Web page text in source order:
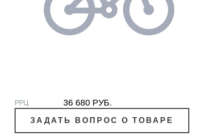
РРЦ 36 680 РУБ.
ЗАДАТЬ ВОПРОС О ТОВАРЕ